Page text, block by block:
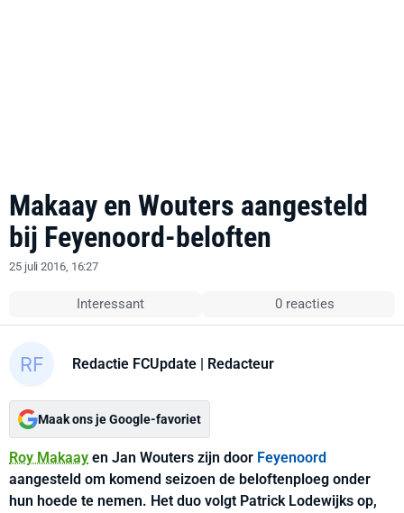
Makaay en Wouters aangesteld
bij Feyenoord-beloften
25 juli 2016, 16:27
Interessant 0 reacties
Redactie FCUpdate | Redacteur
Maak ons je Google-favoriet
Roy Makaay en Jan Wouters zijn door Feyenoord
aangesteld om komend seizoen de beloftenploeg onder
hun hoede te nemen. Het duo volgt Patrick Lodewijks op,